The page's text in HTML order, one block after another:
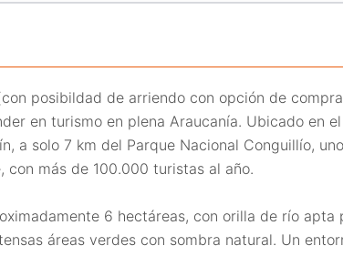
posibildad de arriendo con opción de
en turismo en plena Araucanía. Ubicado en
a solo 7 km del Parque Nacional Conguillío,
con más de 100.000 turistas al año.
6 hectáreas, con orilla de río apta
áreas verdes con sombra natural. Un